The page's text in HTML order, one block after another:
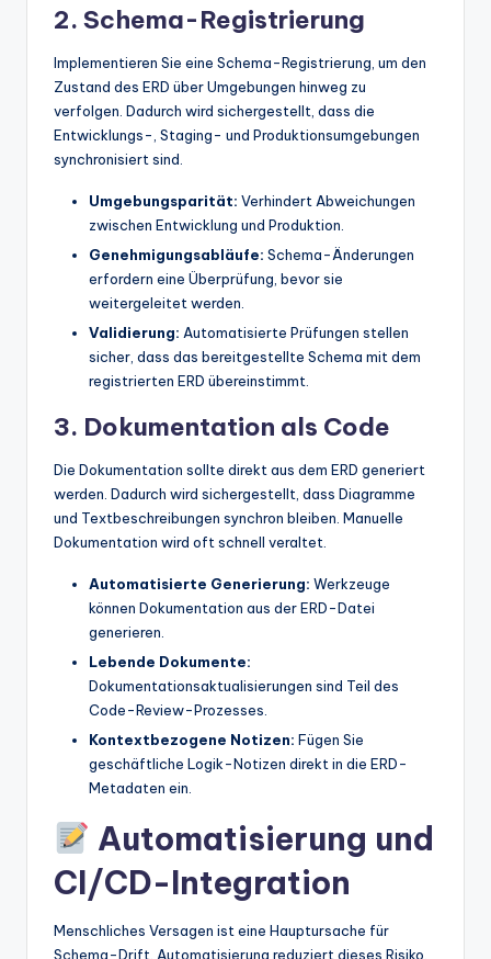
2. Schema-Registrierung
Implementieren Sie eine Schema-Registrierung, um den
Zustand des ERD über Umgebungen hinweg zu
verfolgen. Dadurch wird sichergestellt, dass die
Entwicklungs-, Staging- und Produktionsumgebungen
synchronisiert sind.
Umgebungsparität: Verhindert Abweichungen
zwischen Entwicklung und Produktion.
Genehmigungsabläufe: Schema-Änderungen
erfordern eine Überprüfung, bevor sie
weitergeleitet werden.
Validierung: Automatisierte Prüfungen stellen
sicher, dass das bereitgestellte Schema mit dem
registrierten ERD übereinstimmt.
3. Dokumentation als Code
Die Dokumentation sollte direkt aus dem ERD generiert
werden. Dadurch wird sichergestellt, dass Diagramme
und Textbeschreibungen synchron bleiben. Manuelle
Dokumentation wird oft schnell veraltet.
Automatisierte Generierung: Werkzeuge
können Dokumentation aus der ERD-Datei
generieren.
Lebende Dokumente:
Dokumentationsaktualisierungen sind Teil des
Code-Review-Prozesses.
Kontextbezogene Notizen: Fügen Sie
geschäftliche Logik-Notizen direkt in die ERD-
Metadaten ein.
Automatisierung und
CI/CD-Integration
Menschliches Versagen ist eine Hauptursache für
Schema-Drift. Automatisierung reduziert dieses Risiko,